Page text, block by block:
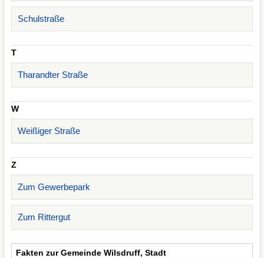
Schulstraße
T
Tharandter Straße
W
Weißiger Straße
Z
Zum Gewerbepark
Zum Rittergut
Fakten zur Gemeinde Wilsdruff, Stadt